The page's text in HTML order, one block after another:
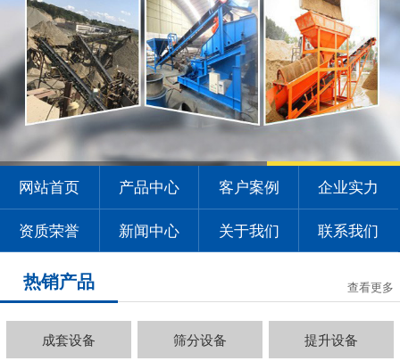
1 2 3
网站首页 产品中心 客户案例 企业实力
资质荣誉 新闻中心 关于我们 联系我们
查看更多
热销产品
成套设备 筛分设备 提升设备